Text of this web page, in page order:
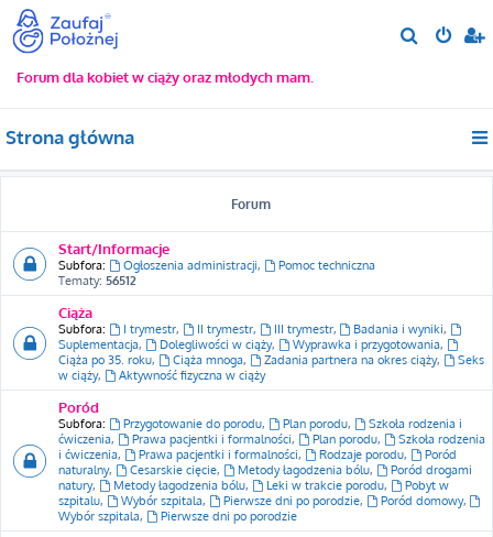
j
Forum dla kobiet w ciąży oraz młodych mam.
Strona główna
Forum
Start/Informacje
Subfora: Ogłoszenia administracji,
Pomoc techniczna
Tematy: 56512
Ciąża
Subfora: I trymestr, II trymestr, III trymestr, Badania i wyniki,
Suplementacja, Dolegliwości w ciąży, Wyprawka i przygotowania,
Ciąża po 35. roku, Ciąża mnoga, Zadania partnera na okres ciąży,
Seks
w ciąży, Aktywność fizyczna w ciąży
Poród
Subfora: Przygotowanie do porodu, Plan porodu,
Szkoła rodzenia i
ćwiczenia, Prawa pacjentki i formalności, Plan porodu,
Szkoła rodzenia
i ćwiczenia, Prawa pacjentki i formalności, Rodzaje porodu,
Poród
naturalny, Cesarskie cięcie, Metody łagodzenia bólu,
Poród drogami
natury, Metody łagodzenia bólu, Leki w trakcie porodu,
Pobyt w
szpitalu, Wybór szpitala, Pierwsze dni po porodzie, Poród domowy,
Wybór szpitala, Pierwsze dni po porodzie